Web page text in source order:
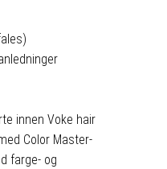
innen Voke hair
Color Master-
farge- og